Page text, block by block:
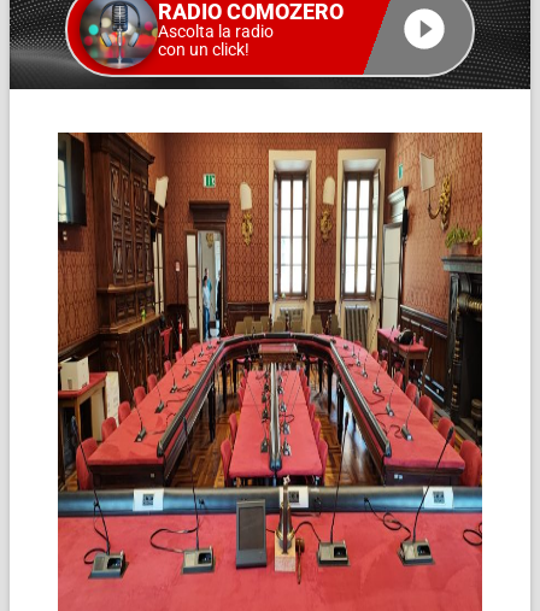
RADIO COMOZERO
Ascolta la radio
con un click!